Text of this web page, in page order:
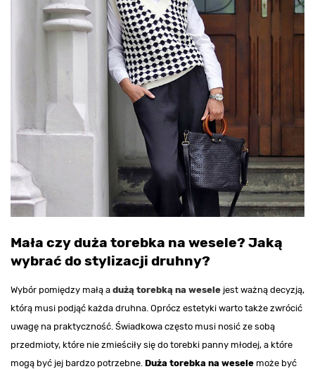
Mała czy duża torebka na wesele? Jaką
wybrać do stylizacji druhny?
Wybór pomiędzy małą a dużą torebką na wesele jest ważną decyzją,
którą musi podjąć każda druhna. Oprócz estetyki warto także zwrócić
uwagę na praktyczność. Świadkowa często musi nosić ze sobą
przedmioty, które nie zmieściły się do torebki panny młodej, a które
mogą być jej bardzo potrzebne. Duża torebka na wesele może być